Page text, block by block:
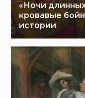
«Ночи
кровавые
истории